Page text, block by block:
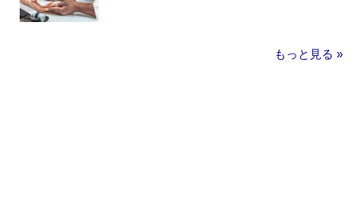
もっと見る »